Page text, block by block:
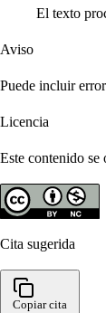
El texto
Aviso
Puede incluir
Licencia
Este contenido
Cita sugerida
Copiar cita